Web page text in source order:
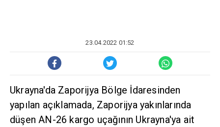
23.04.2022 01:52
Ukrayna'da Zaporijya Bölge İdaresinden
yapılan açıklamada, Zaporijya yakınlarında
düşen AN-26 kargo uçağının Ukrayna'ya ait